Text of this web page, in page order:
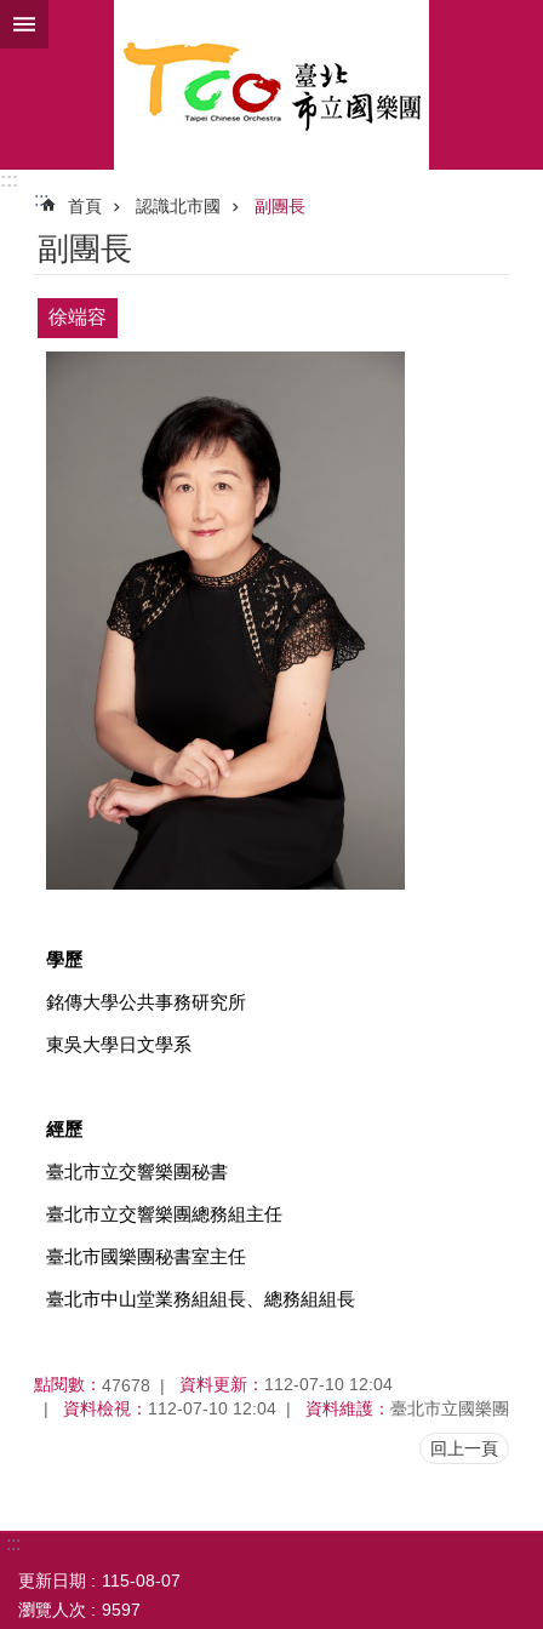
跳到主要內容區塊
:::
:::
首頁 認識北市國 副團長
副團長
徐端容
學歷
銘傳大學公共事務研究所
東吳大學日文學系
經歷
臺北市立交響樂團秘書
臺北市立交響樂團總務組主任
臺北市國樂團秘書室主任
臺北市中山堂業務組組長、總務組組長
點閱數： 47678 資料更新： 112-07-10 12:04
資料檢視： 112-07-10 12:04 資料維護： 臺北市立國樂團
回上一頁
:::
更新日期
115-08-07
瀏覽人次
9597